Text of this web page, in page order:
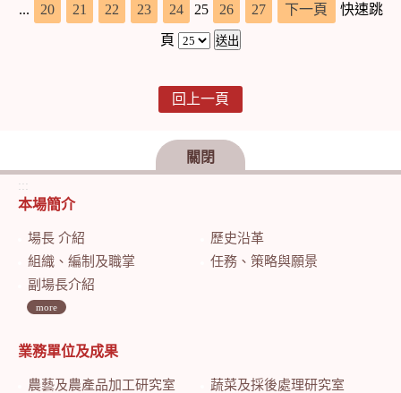
... 20 21 22 23 24 25 26 27 下一頁
快速跳
頁
回上一頁
關閉
:::
本場簡介
場長 介紹
歷史沿革
組織、編制及職掌
任務、策略與願景
副場長介紹
more
業務單位及成果
農藝及農產品加工研究室
蔬菜及採後處理研究室